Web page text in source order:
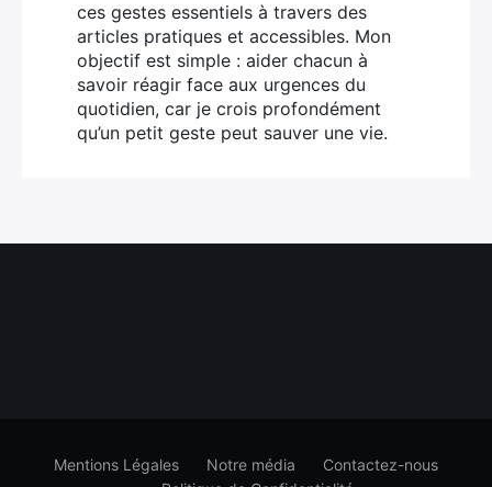
ces gestes essentiels à travers des
articles pratiques et accessibles. Mon
objectif est simple : aider chacun à
savoir réagir face aux urgences du
quotidien, car je crois profondément
qu’un petit geste peut sauver une vie.
Mentions Légales Notre média
Contactez-nous